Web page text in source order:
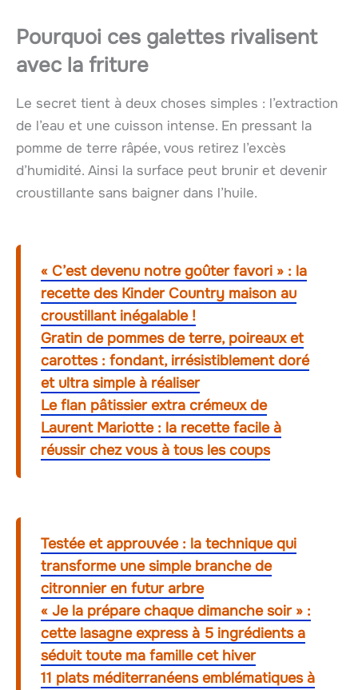
Pourquoi ces galettes rivalisent
avec la friture
Le secret tient à deux choses simples : l’extraction
de l’eau et une cuisson intense. En pressant la
pomme de terre râpée, vous retirez l’excès
d’humidité. Ainsi la surface peut brunir et devenir
croustillante sans baigner dans l’huile.
« C’est devenu notre goûter favori » : la
recette des Kinder Country maison au
croustillant inégalable !
Gratin de pommes de terre, poireaux et
carottes : fondant, irrésistiblement doré
et ultra simple à réaliser
Le flan pâtissier extra crémeux de
Laurent Mariotte : la recette facile à
réussir chez vous à tous les coups
Testée et approuvée : la technique qui
transforme une simple branche de
citronnier en futur arbre
« Je la prépare chaque dimanche soir » :
cette lasagne express à 5 ingrédients a
séduit toute ma famille cet hiver
11 plats méditerranéens emblématiques à